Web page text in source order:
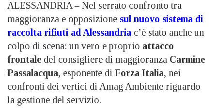
ALESSANDRIA – Nel serrato confronto tra
maggioranza e opposizione sul nuovo sistema di
raccolta rifiuti ad Alessandria c’è stato anche un
colpo di scena: un vero e proprio attacco
frontale del consigliere di maggioranza Carmine
Passalacqua, esponente di Forza Italia, nei
confronti dei vertici di Amag Ambiente riguardo
la gestione del servizio.